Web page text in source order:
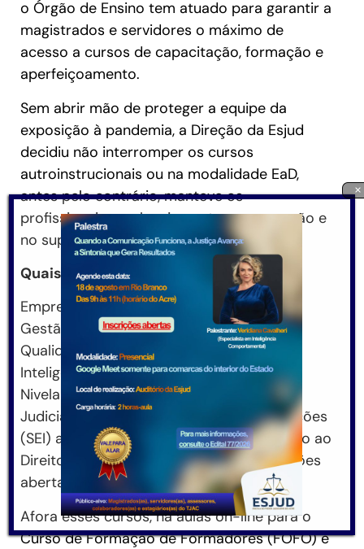
o Órgão de Ensino tem atuado para garantir a
magistrados e servidores o máximo de
acesso a cursos de capacitação, formação e
aperfeiçoamento.
Sem abrir mão de proteger a equipe da
exposição à pandemia, a Direção da Esjud
decidiu não interromper os cursos
autroinstrucionais ou na modalidade EaD,
antes pelo contrário, manteve os
profissionais no planejamento, na execução e
no suporte às diversas atividades.
Quais cursos?
Emprego da Vírgula, Reforma Ortográfica,
Gestão do Conhecimento, Gestão da
Qualidade e Gestão Socioambiental,
Inteligência Emocional no Cotidiano,
Nivelamento dos Servidores do Poder
Judiciário, Sistema Eletrônico de Informações
(SEI) além da área jurídica, com Introdução ao
Direito Constitucional. Todos com inscrições
abertas!
Afora esses cursos, há aulas on-line para o
Curso de Formação de Formadores (FOFO) e
×